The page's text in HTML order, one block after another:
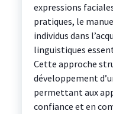
expressions
pratiques, le
individus dans
linguistiques
Cette approche
développement
permettant aux
confiance et en